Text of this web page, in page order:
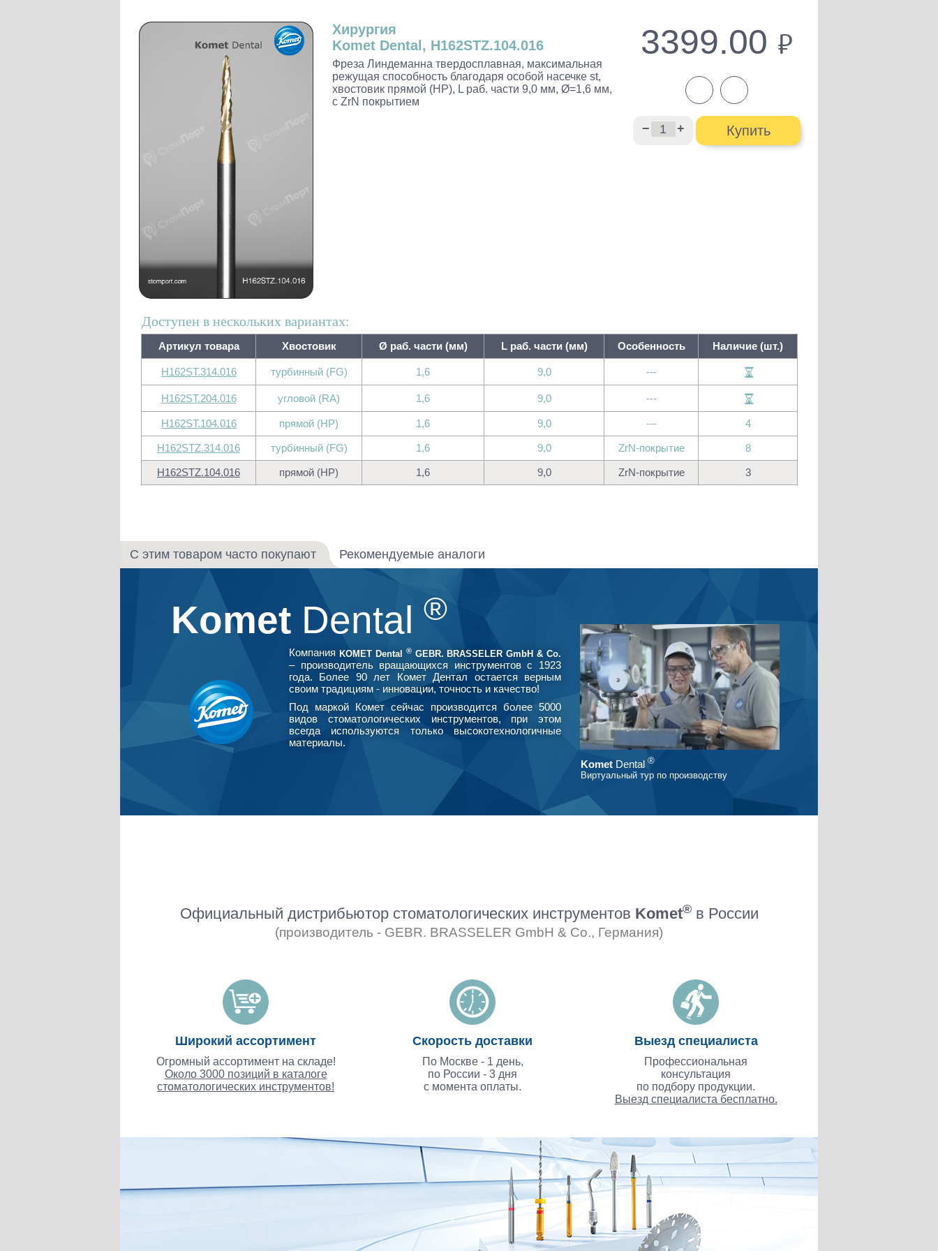
Наконечники и переходники KaVo
3399.00 руб.
− + Купить
Хирургия
Komet Dental, H162STZ.104.016
Фреза Линдеманна твердосплавная, максимальная
режущая способность благодаря особой насечке st,
хвостовик прямой (HP), L раб. части 9,0 мм, Ø=1,6 мм,
с ZrN покрытием
Доступен в нескольких вариантах:
Артикул товара Хвостовик Ø раб. части (мм) L раб. части (мм) Особенность Наличие (шт.)
H162ST.314.016 турбинный (FG) 1,6 9,0 ---
H162ST.204.016 угловой (RA) 1,6 9,0 ---
H162ST.104.016 прямой (HP) 1,6 9,0 --- 4
H162STZ.314.016 турбинный (FG) 1,6 9,0 ZrN-покрытие 8
H162STZ.104.016 прямой (HP) 1,6 9,0 ZrN-покрытие 3
С этим товаром часто покупают Рекомендуемые аналоги
Komet Dental ®
Компания KOMET Dental ®GEBR. BRASSELER GmbH & Co.
– производитель вращающихся инструментов с 1923
года. Более 90 лет Комет Дентал остается верным
своим традициям - инновации, точность и качество!
Под маркой Комет сейчас производится более 5000
видов стоматологических инструментов, при этом
всегда используются только высокотехнологичные
материалы.
Komet Dental ®
Виртуальный тур по производству
Официальный дистрибьютор стоматологических инструментов Komet®в России
(производитель - GEBR. BRASSELER GmbH & Co., Германия)
Широкий ассортимент
Огромный ассортимент на складе!
Около 3000 позиций в каталоге
стоматологических инструментов!
Скорость доставки
По Москве - 1 день,
по России - 3 дня
с момента оплаты.
Выезд специалиста
Профессиональная
консультация
по подбору продукции.
Выезд специалиста бесплатно.